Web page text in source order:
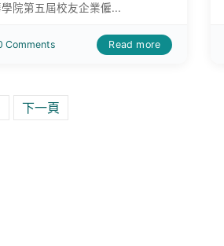
院第五屆校友企業僱...
Comments Read more
下一頁